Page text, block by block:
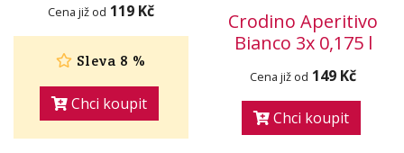
Cena již od 119 Kč
Sleva 8 %
Chci koupit
Crodino Aperitivo
Bianco 3x 0,175 l
Cena již od 149 Kč
Chci koupit